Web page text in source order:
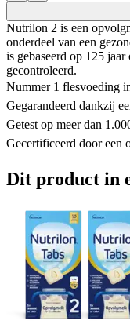
Nutrilon 2 is een
onderdeel van een
is gebaseerd op 125
gecontroleerd.
Nummer 1 flesvoeding
Gegarandeerd dankzij
Getest op meer dan
Gecertificeerd door een
Dit product in